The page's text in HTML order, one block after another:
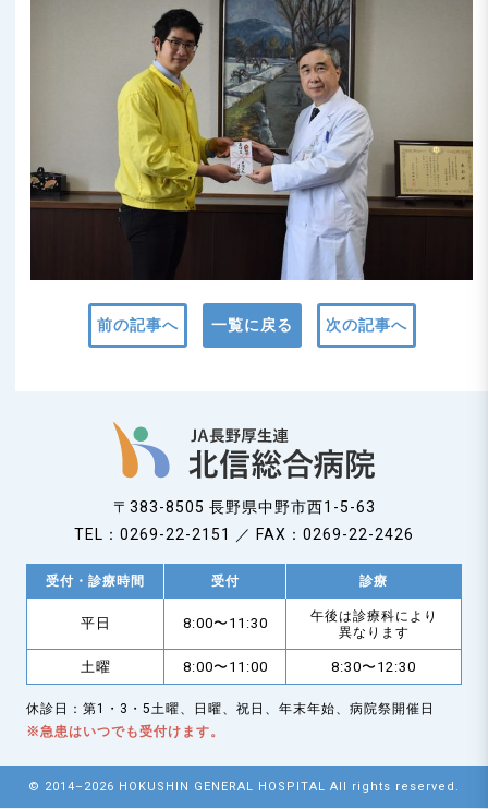
前の記事へ 一覧に戻る 次の記事へ
〒383-8505 長野県中野市西1-5-63
TEL：0269-22-2151 ／ FAX：0269-22-2426
受付・診療時間 受付 診療
平日 8:00〜11:30
午後は診療科により
異なります
土曜 8:00〜11:00 8:30〜12:30
休診日：第1・3・5土曜、日曜、祝日、年末年始、病院祭開催日
※急患はいつでも受付けます。
© 2014–2026 HOKUSHIN GENERAL HOSPITAL All rights reserved.